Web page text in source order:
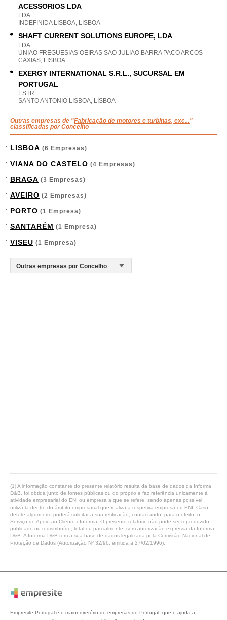
ACESSORIOS LDA
LDA
INDEFINIDA LISBOA, LISBOA
SHAFT CURRENT SOLUTIONS EUROPE, LDA
LDA
UNIAO FREGUESIAS OEIRAS SAO JULIAO BARRA PACO ARCOS
CAXIAS, LISBOA
EXERGY INTERNATIONAL S.R.L., SUCURSAL EM
PORTUGAL
ESTR
SANTO ANTONIO LISBOA, LISBOA
Outras empresas de "Fabricação de motores e turbinas, exc..."
classificadas por Concelho
LISBOA (6 Empresas)
VIANA DO CASTELO (4 Empresas)
BRAGA (3 Empresas)
AVEIRO (2 Empresas)
PORTO (1 Empresa)
SANTARÉM (1 Empresa)
VISEU (1 Empresa)
(1) A informação constante do presente relatório resulta da base de dados da Informa
D&B, foi obtida junto de fontes públicas ou do próprio e faz referência unicamente à
atividade empresarial do ENI ou empresa a que se refere, sendo apenas possível
utilizá-la dentro do âmbito empresarial que realiza a respetiva empresa ou ENI. Caso
detete algum erro poderá solicitar a sua retificação, contactando, para o efeito, o
Serviço de Apoio ao Cliente eInforma. O presente relatório não pode ser reproduzido,
publicado ou redistribuído, total ou parcialmente, sem autorização expressa da Informa
D&B. A Informa D&B tem a sua base de dados legalizada pela Comissão Nacional de
Proteção de Dados (Autorização Nº 32/96, emitida a 27/02/1996).
Empresite Portugal é o maior diretório de empresas de Portugal, que o ajuda a